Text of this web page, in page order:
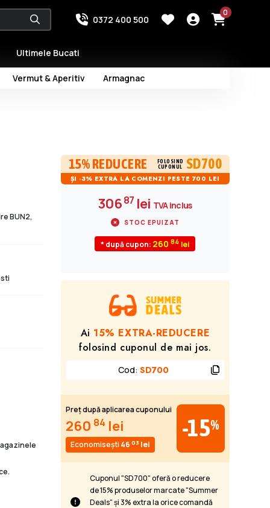
0372 400 500
0
Vermut & Aperitiv Armagnac
Ultimele Bucati
BUN2,
15% REDUCERE
FOLOSIND
CUPONUL
SD700
ȘI -3% EXTRA LA COMENZI PESTE 700 LEI
30687 lei TVA inclus
STOC EPUIZAT
* după cupon: 26084
Ai 15% EXTRA-REDUCERE
folosind cuponul de mai jos.
Cod: SD700
Preț după aplicarea cuponului
260 84 lei
Economisești 46 03 lei
-15%
Cuponul "SD700" oferă o reducere
de 15% produselor marcate "Summer
Deals" și 3% extra la orice comandă